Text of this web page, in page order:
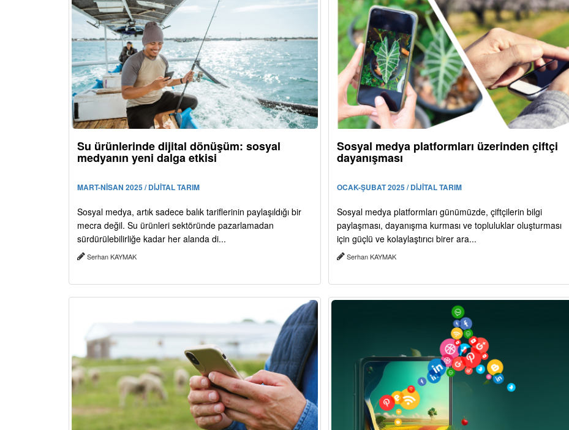
Su ürünlerinde dijital dönüşüm: sosyal
medyanın yeni dalga etkisi
MART-NİSAN 2025 / DİJİTAL TARIM
Sosyal medya, artık sadece balık tariflerinin paylaşıldığı bir
mecra değil. Su ürünleri sektöründe pazarlamadan
sürdürülebilirliğe kadar her alanda di...
Serhan KAYMAK
Sosyal medya platformları üzerinden çiftçi
dayanışması
OCAK-ŞUBAT 2025 / DİJİTAL TARIM
Sosyal medya platformları günümüzde, çiftçilerin bilgi
paylaşması, dayanışma kurması ve topluluklar oluşturması
için güçlü ve kolaylaştırıcı birer ara...
Serhan KAYMAK